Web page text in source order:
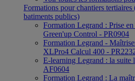
Formations pour chantiers tertiaires
batiments publics)
Formation Legrand : Prise
Green'up Control - PR0904
Formation Legrand -
XLPro4 Calcul 400 -
E-learning Legrand : la
AF0604
Formation Legrand : La